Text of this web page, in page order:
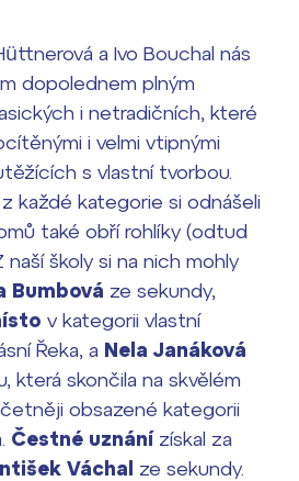
školního rokua Ivo Bouchal nás
dopolednem plným
i netradičních, které
i velmi vtipnými
s vlastní tvorbou.
každé kategorie si odnášeli
také obří rohlíky (odtud
školy si na nich mohly
Bumbová ze sekundy,
v kategorii vlastní
Řeka, a Nela Janáková
která skončila na skvělém
obsazené kategorii
Čestné uznánízískal za
Váchal ze sekundy.